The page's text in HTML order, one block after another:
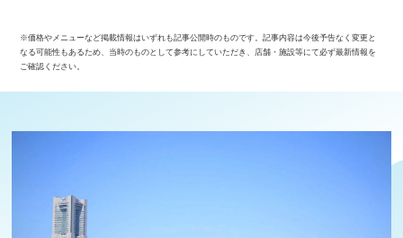
※価格やメニューなど掲載情報はいずれも記事公開時のものです。記事内容は今後予告なく変更と
なる可能性もあるため、当時のものとして参考にしていただき、店舗・施設等にて必ず最新情報を
ご確認ください。